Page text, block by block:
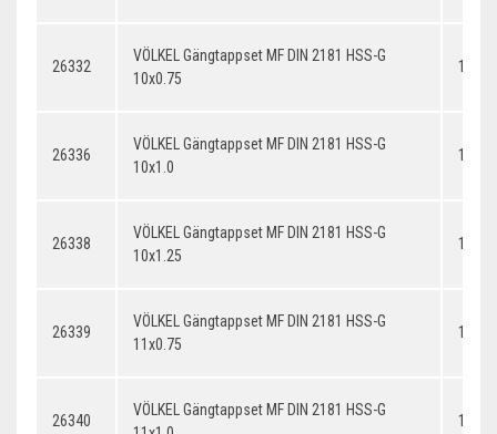
26332
VÖLKEL Gängtappset MF DIN 2181 HSS-G
10x0.75
26336
VÖLKEL Gängtappset MF DIN 2181 HSS-G
10x1.0
26338
VÖLKEL Gängtappset MF DIN 2181 HSS-G
10x1.25
26339
VÖLKEL Gängtappset MF DIN 2181 HSS-G
11x0.75
26340
VÖLKEL Gängtappset MF DIN 2181 HSS-G